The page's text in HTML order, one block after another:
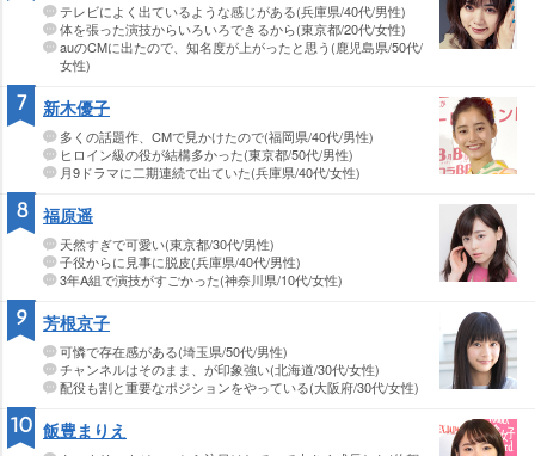
テレビによく出ているような感じがある(兵庫県/40代/男性)
体を張った演技からいろいろできるから(東京都/20代/女性)
auのCMに出たので、知名度が上がったと思う(鹿児島県/50代/
女性)
新木優子
多くの話題作、CMで見かけたので(福岡県/40代/男性)
ヒロイン級の役が結構多かった(東京都/50代/男性)
月9ドラマに二期連続で出ていた(兵庫県/40代/女性)
7
福原遥
天然すぎで可愛い(東京都/30代/男性)
子役からに見事に脱皮(兵庫県/40代/男性)
3年A組で演技がすごかった(神奈川県/10代/女性)
8
芳根京子
可憐で存在感がある(埼玉県/50代/男性)
チャンネルはそのまま、が印象強い(北海道/30代/女性)
配役も割と重要なポジションをやっている(大阪府/30代/女性)
9
飯豊まりえ
10